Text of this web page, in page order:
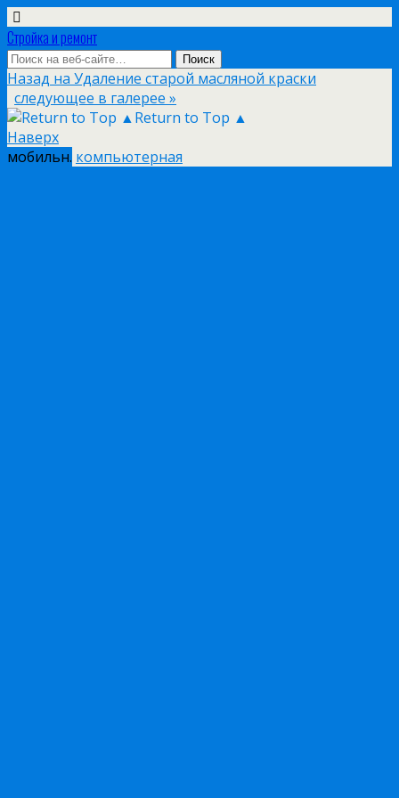
Стройка и ремонт
Назад на Удаление старой масляной краски
следующее в галерее »
Return to Top ▲
Наверх
мобильн. компьютерная